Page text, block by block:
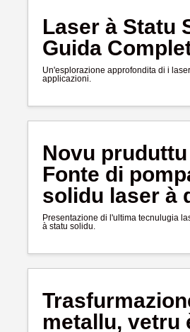
Laser à Statu
Guida
Un'esplorazione approfondita di i
applicazioni.
Novu
Fonte di
solidu laser à
Presentazione di l'ultima tecnulugia
à statu solidu.
metallu, vetru